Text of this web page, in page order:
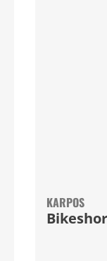
KARPOS